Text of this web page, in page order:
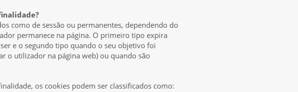
como de sessão ou permanentes, dependendo do
permanece na página. O primeiro tipo expira
e o segundo tipo quando o seu objetivo foi
o utilizador na página web) ou quando são
os cookies podem ser classificados como: